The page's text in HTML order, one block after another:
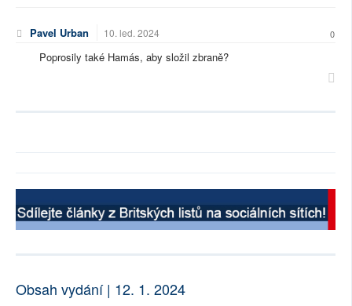
Pavel Urban 10. led. 2024 0
Poprosily také Hamás, aby složil zbraně?
Obsah vydání | 12. 1. 2024